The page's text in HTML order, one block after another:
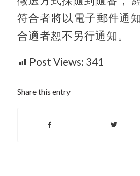
符合者將以電子郵件通
合適者恕不另行通知。
Post Views: 341
Share this entry